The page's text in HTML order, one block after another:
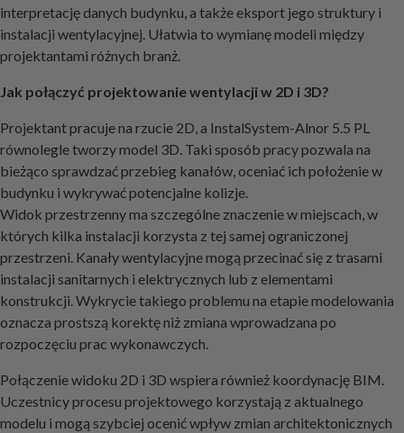
interpretację danych budynku, a także eksport jego struktury i
instalacji wentylacyjnej. Ułatwia to wymianę modeli między
projektantami różnych branż.
Jak połączyć projektowanie wentylacji w 2D i 3D?
Projektant pracuje na rzucie 2D, a InstalSystem-Alnor 5.5 PL
równolegle tworzy model 3D. Taki sposób pracy pozwala na
bieżąco sprawdzać przebieg kanałów, oceniać ich położenie w
budynku i wykrywać potencjalne kolizje.
Widok przestrzenny ma szczególne znaczenie w miejscach, w
których kilka instalacji korzysta z tej samej ograniczonej
przestrzeni. Kanały wentylacyjne mogą przecinać się z trasami
instalacji sanitarnych i elektrycznych lub z elementami
konstrukcji. Wykrycie takiego problemu na etapie modelowania
oznacza prostszą korektę niż zmiana wprowadzana po
rozpoczęciu prac wykonawczych.
Połączenie widoku 2D i 3D wspiera również koordynację BIM.
Uczestnicy procesu projektowego korzystają z aktualnego
modelu i mogą szybciej ocenić wpływ zmian architektonicznych